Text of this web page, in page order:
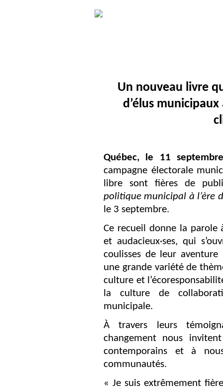
Un nouveau livre
d’élus
Québec, le 11
campagne électorale
libre sont fières de
politique municipal à l’ère
le 3 septembre.
Ce recueil donne la parole
et audacieux·ses, qui
coulisses de leur
une grande variété de
culture et
la culture de
municipale.
À travers leurs
changement nous
contemporains et à
communautés.
« Je suis extrêmement